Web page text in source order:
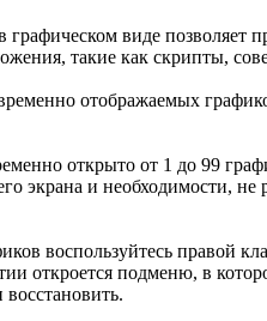
виде позволяет
такие как скрипты,
отображаемых
открыто от 1 до 99
экрана и необходимости, не
воспользуйтесь правой
откроется подменю, в